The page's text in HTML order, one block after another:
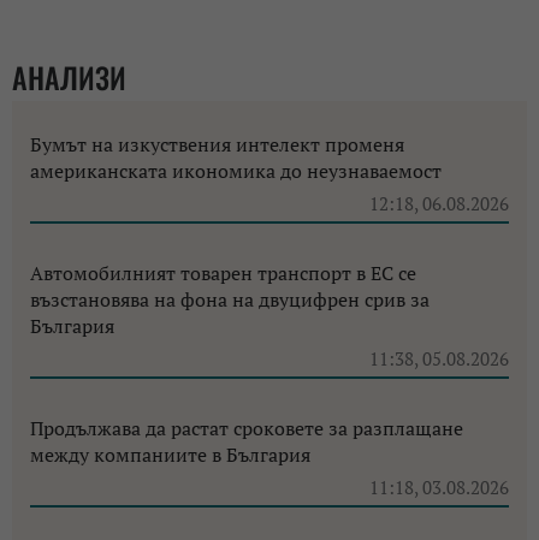
АНАЛИЗИ
Бумът на изкуствения интелект променя
американската икономика до неузнаваемост
12:18, 06.08.2026
Автомобилният товарен транспорт в ЕС се
възстановява на фона на двуцифрен срив за
България
11:38, 05.08.2026
Продължава да растат сроковете за разплащане
между компаниите в България
11:18, 03.08.2026